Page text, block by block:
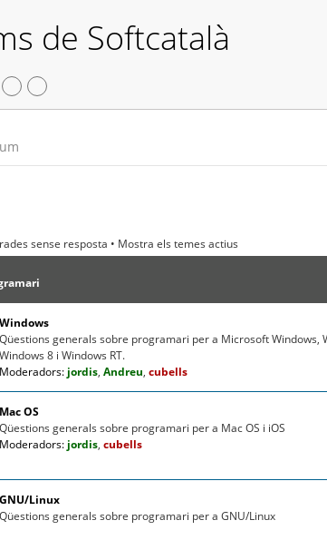
de Softcatalà
sense resposta • Mostra els temes actius
Windows
Qüestions generals sobre programari per a Microsoft Windows,
Windows 8 i Windows RT.
Moderadors: jordis, Andreu, cubells
Mac OS
Qüestions generals sobre programari per a Mac OS i iOS
Moderadors: jordis, cubells
GNU/Linux
Qüestions generals sobre programari per a GNU/Linux